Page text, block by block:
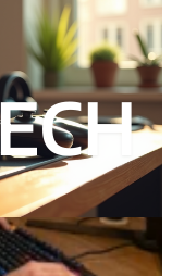
jeux les plus